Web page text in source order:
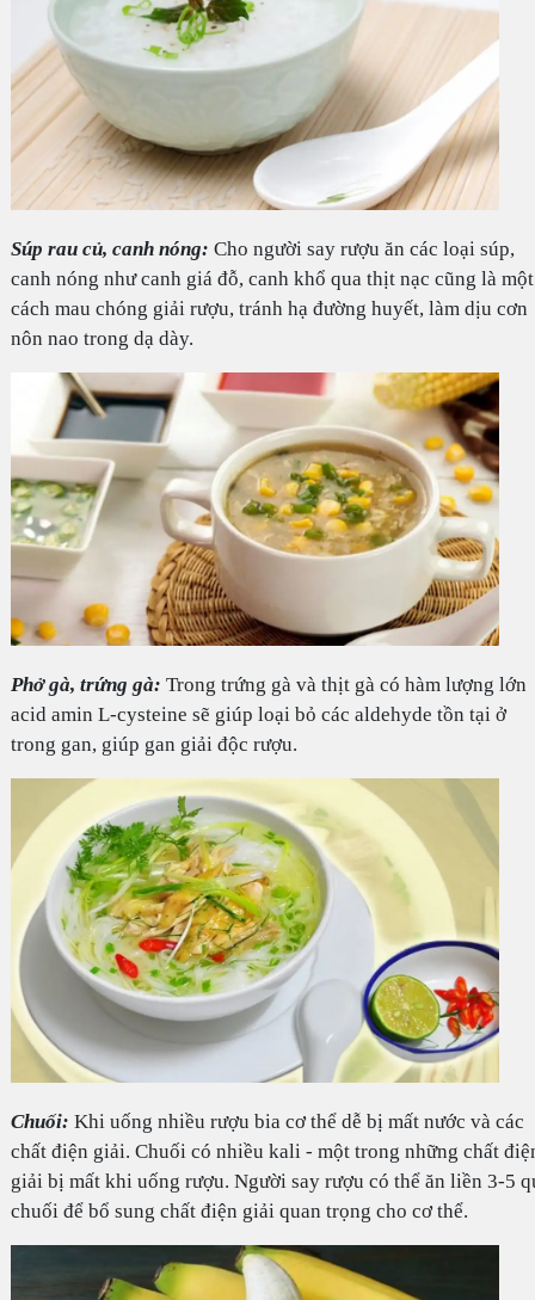
Súp rau củ, canh nóng: Cho người say rượu ăn các loại súp,
canh nóng như canh giá đỗ, canh khổ qua thịt nạc cũng là một
cách mau chóng giải rượu, tránh hạ đường huyết, làm dịu cơn
nôn nao trong dạ dày.
Phở gà, trứng gà: Trong trứng gà và thịt gà có hàm lượng lớn
acid amin L-cysteine sẽ giúp loại bỏ các aldehyde tồn tại ở
trong gan, giúp gan giải độc rượu.
Chuối: Khi uống nhiều rượu bia cơ thể dễ bị mất nước và các
chất điện giải. Chuối có nhiều kali - một trong những chất
giải bị mất khi uống rượu. Người say rượu có thể ăn liền 3-5
chuối để bổ sung chất điện giải quan trọng cho cơ thể.